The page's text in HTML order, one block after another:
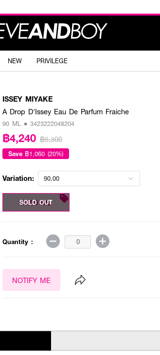
NEW PRIVILEGE
ISSEY MIYAKE
A Drop D'Issey Eau De Parfum Fraiche
90 ML • 3423222048204
฿4,240 ฿5,300
Save ฿1,060 (20%)
Variation: 90.00
90.00 ML
SOLD OUT
Quantity :
NOTIFY ME